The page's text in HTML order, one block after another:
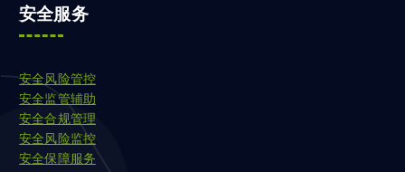
安全服务
安全风险管控
安全监管辅助
安全合规管理
安全风险监控
安全保障服务